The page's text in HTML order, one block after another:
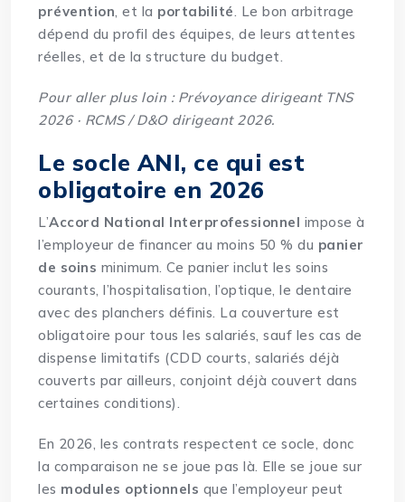
prévention, et la portabilité. Le bon arbitrage
dépend du profil des équipes, de leurs attentes
réelles, et de la structure du budget.
Pour aller plus loin : Prévoyance dirigeant TNS
2026· RCMS / D&O dirigeant 2026.
Le socle ANI, ce qui est
obligatoire en 2026
L’Accord National Interprofessionnel impose à
l’employeur de financer au moins 50 % du panier
de soins minimum. Ce panier inclut les soins
courants, l’hospitalisation, l’optique, le dentaire
avec des planchers définis. La couverture est
obligatoire pour tous les salariés, sauf les cas de
dispense limitatifs (CDD courts, salariés déjà
couverts par ailleurs, conjoint déjà couvert dans
certaines conditions).
En 2026, les contrats respectent ce socle, donc
la comparaison ne se joue pas là. Elle se joue sur
les modules optionnels que l’employeur peut